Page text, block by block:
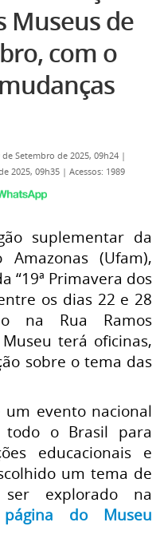
Museus de
com o
Setembro de 2025, 09h24 |
2025, 09h35 | Acessos: 1989
suplementar da
(Ufam),
“19ª Primavera dos
os dias 22 e 28
na Rua Ramos
terá oficinas,
sobre o tema das
um evento nacional
todo o Brasil para
educacionais e
um tema de
explorado na
página do Museu